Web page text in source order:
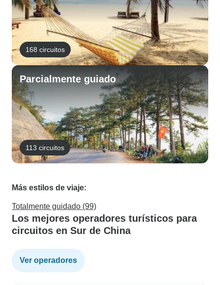
168 circuitos
Parcialmente guiado
113 circuitos
Más estilos de viaje:
Totalmente guidado (99)
Los mejores operadores turísticos para
circuitos en Sur de China
Ver operadores